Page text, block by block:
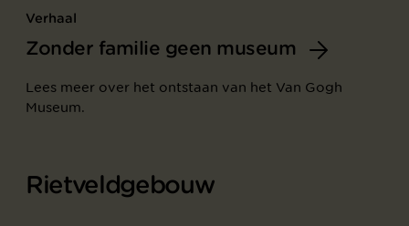
Verhaal
Zonder familie geen museum
Lees meer over het ontstaan van het Van Gogh
Museum.
Rietveldgebouw